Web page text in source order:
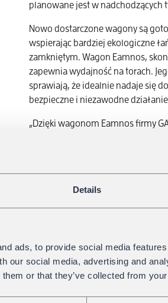
Details
ads, to provide social media
our social media, advertising and
or that they’ve collected from
planowane jest w nadchodzących
Nowo dostarczone wagony są
wspierając bardziej ekologiczne
zamkniętym. Wagon Eamnos,
zapewnia wydajność na torach.
sprawiają, że idealnie nadaje się
bezpieczne i niezawodne
„Dzięki wagonom Eamnos firmy
profesjonalnym wsparciu” –
w Rail Cargo Group. Christian
„Jesteśmy dumni, że możemy
obieg zamknięty – dzięki
zaangażowaniu”.
Przewożąc więcej materiałów
czystsze zużycie stali oraz
ruch dla przemysłu i środowiska.
zrównoważonymi poprzez